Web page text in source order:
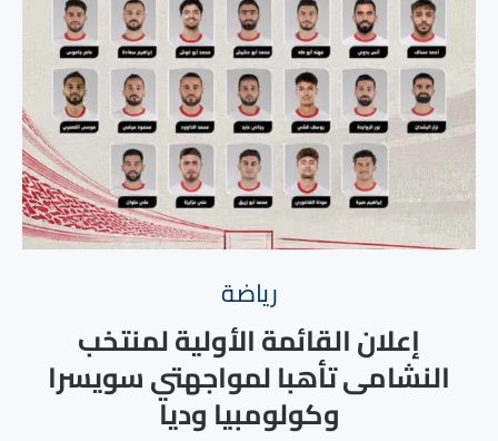
رياضة
إعلان القائمة الأولية لمنتخب
النشامى تأهبا لمواجهتي سويسرا
وكولومبيا وديا